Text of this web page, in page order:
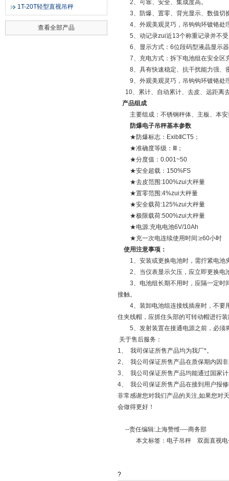
1T-20T轻型直视吊秤
查看全部产品
2、可靠、安全、集成度高。
3、防爆、置零、背光显示、数值切
4、外观美观灵巧，吊钩钩环镀铬处
5、动记录zui近13个称重记录并不受
6、显示方式：6位段码型液晶显示器
7、充电方式：拆下电池组在安全区
8、具有快速稳定、抗干扰能力强、
9、外观美观灵巧，吊钩钩环镀铬处
10、累计、自动累计、去皮、远距离
产品组成
主要组成：不锈钢秤体、主板、本安
防爆电子吊秤基本参数
★防爆标志：ExibⅡCT5；
★准确度等级：Ⅲ；
★分度值：0.001~50
★安全超载：150%FS
★去皮范围:100%zui大秤量
★置零范围:4%zui大秤量
★安全载荷:125%zui大秤量
★极限载荷:500%zui大秤量
★电源:充电电池6V/10Ah
★充一次电连续使用时间:≥60小时
使用注意事项：
1、安装或更换电池时，需拧紧电池夹
2、当仪表显示欠压，应立即更换电
3、电池组长期不用时，应隔一定时间
接触。
4、装卸电池组连接线插座时，不要用
住夹线帽，应抓住头部的可转动帽进行
5、发射装置在接通电源之前，必须
关于售后服务：
1、 我司保证所售产品均为我厂*。
2、 我公司保证所售产品在质保期内因
3、 我公司保证所售产品均能通过国家
4、 我公司保证所售产品在接到用户报
非常感谢您对我们产品的关注,如果您对
会做得更好！
--责任编辑:上海赞维----商务部
本文标签：电子吊秤 双面直视电
?